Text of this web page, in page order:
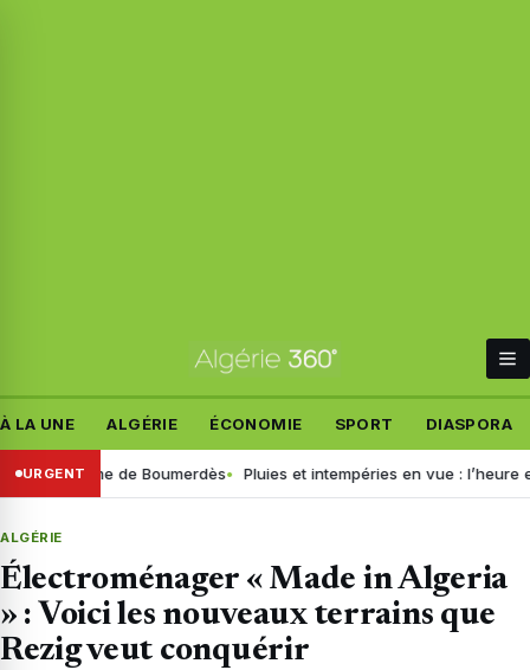
À LA UNE ALGÉRIE ÉCONOMIE SPORT DIASPORA
URGENT
de Boumerdès Pluies et intempéries en vue : l’heure est au
ALGÉRIE
Électroménager « Made in Algeria
» : Voici les nouveaux terrains que
Rezig veut conquérir